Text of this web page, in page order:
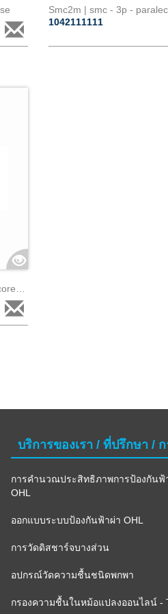
Smc2m | smc - 3p - paralec
1042111111
บริการของเรา / ที่ปรึกษา /
การคำนวณประสิทธิภาพการป้องกันฟ้
OHL
ออกแบบระบบป้องกันฟ้าผ่า OHL
การวัดดิสชาร์จบางส่วน
อปกรณ์วัดความชื้นชนิดพกพา
กรองความชื้นในหม้อแปลงออนไลน์ -